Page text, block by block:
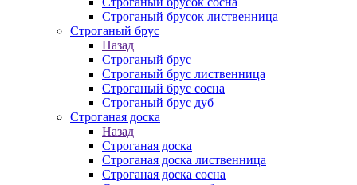
Строганый брусок лиственница
Строганый брус
Назад
Строганый брус
Строганый брус лиственница
Строганый брус сосна
Строганый брус дуб
Строганая доска
Назад
Строганая доска
Строганая доска лиственница
Строганая доска сосна